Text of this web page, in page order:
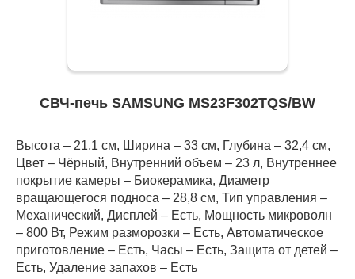
СВЧ-печь SAMSUNG MS23F302TQS/BW
Высота – 21,1 см, Ширина – 33 см, Глубина – 32,4 см,
Цвет – Чёрный, Внутренний объем – 23 л, Внутреннее
покрытие камеры – Биокерамика, Диаметр
вращающегося подноса – 28,8 см, Тип управления –
Механический, Дисплей – Есть, Мощность микроволн
– 800 Вт, Режим разморозки – Есть, Автоматическое
приготовление – Есть, Часы – Есть, Защита от детей –
Есть, Удаление запахов – Есть